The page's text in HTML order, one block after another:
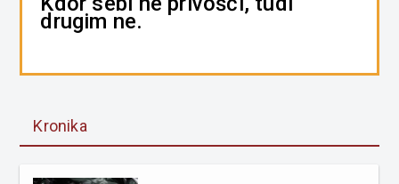
drugim ne.
Kronika